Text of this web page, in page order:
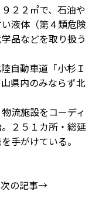
２２㎡で、石油や
液体（第４類危険
品などを取り扱う
自動車道「小杉Ｉ
県内のみならず北
流施設をコーディ
２５１カ所・総延
手がけている。
次の記事→